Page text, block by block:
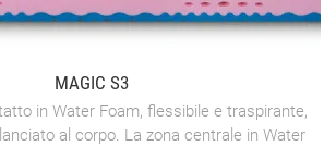
MAGIC S3
in Water Foam, flessibile e traspirante,
al corpo. La zona centrale in Water